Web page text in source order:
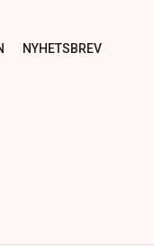
NYHETSBREV